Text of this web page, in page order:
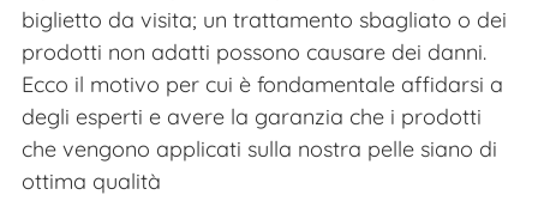
biglietto da visita; un trattamento sbagliato o dei
prodotti non adatti possono causare dei danni.
Ecco il motivo per cui è fondamentale affidarsi a
degli esperti e avere la garanzia che i prodotti
che vengono applicati sulla nostra pelle siano di
ottima qualità